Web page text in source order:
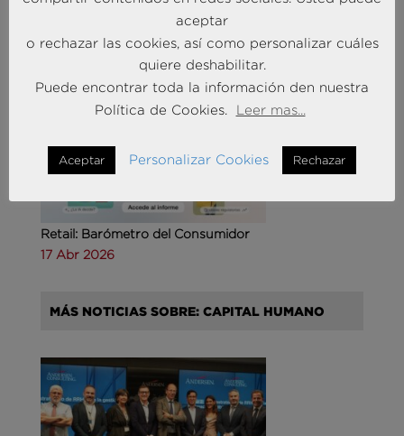
Retail: Barómetro del Consumidor
17 Abr 2026
MÁS NOTICIAS SOBRE: CAPITAL HUMANO
aceptar
o rechazar las cookies, así como personalizar cuáles
quiere deshabilitar.
Puede encontrar toda la información den nuestra
Política de Cookies.
Leer mas...
Aceptar Personalizar Cookies Rechazar